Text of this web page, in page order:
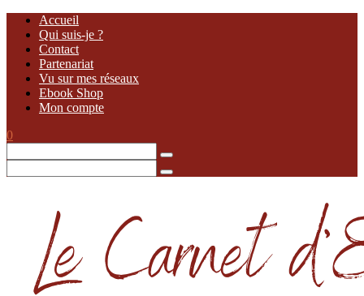
Accueil
Qui suis-je ?
Contact
Partenariat
Vu sur mes réseaux
Ebook Shop
Mon compte
0